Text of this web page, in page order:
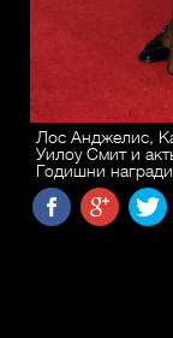
Лос Анджелис,
Уилоу Смит и
Годишни